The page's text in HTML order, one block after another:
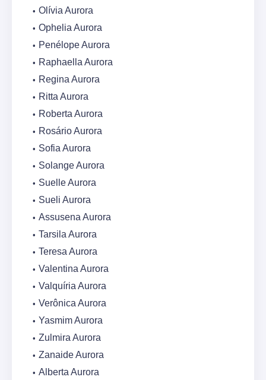
Olívia Aurora
Ophelia Aurora
Penélope Aurora
Raphaella Aurora
Regina Aurora
Ritta Aurora
Roberta Aurora
Rosário Aurora
Sofia Aurora
Solange Aurora
Suelle Aurora
Sueli Aurora
Assusena Aurora
Tarsila Aurora
Teresa Aurora
Valentina Aurora
Valquíria Aurora
Verônica Aurora
Yasmim Aurora
Zulmira Aurora
Zanaide Aurora
Alberta Aurora